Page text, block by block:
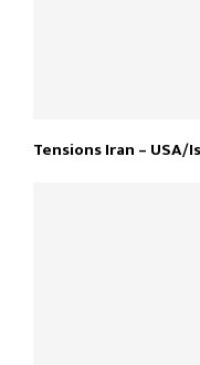
Tensions Iran – USA/